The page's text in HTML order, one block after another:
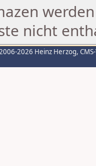
nicht
2026 Heinz Herzog,